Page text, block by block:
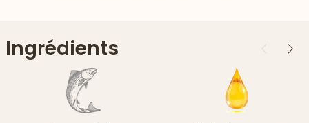
Ingrédients Précédent